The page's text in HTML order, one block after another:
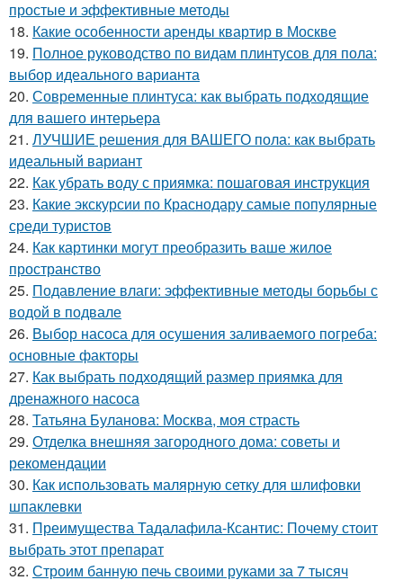
простые и эффективные методы
18. Какие особенности аренды квартир в Москве
19. Полное руководство по видам плинтусов для пола:
выбор идеального варианта
20. Современные плинтуса: как выбрать подходящие
для вашего интерьера
21. ЛУЧШИЕ решения для ВАШЕГО пола: как выбрать
идеальный вариант
22. Как убрать воду с приямка: пошаговая инструкция
23. Какие экскурсии по Краснодару самые популярные
среди туристов
24. Как картинки могут преобразить ваше жилое
пространство
25. Подавление влаги: эффективные методы борьбы с
водой в подвале
26. Выбор насоса для осушения заливаемого погреба:
основные факторы
27. Как выбрать подходящий размер приямка для
дренажного насоса
28. Татьяна Буланова: Москва, моя страсть
29. Отделка внешняя загородного дома: советы и
рекомендации
30. Как использовать малярную сетку для шлифовки
шпаклевки
31. Преимущества Тадалафила-Ксантис: Почему стоит
выбрать этот препарат
32. Строим банную печь своими руками за 7 тысяч